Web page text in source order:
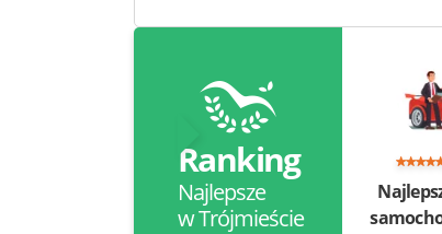
Ranking
Najlepsze
w Trójmieście